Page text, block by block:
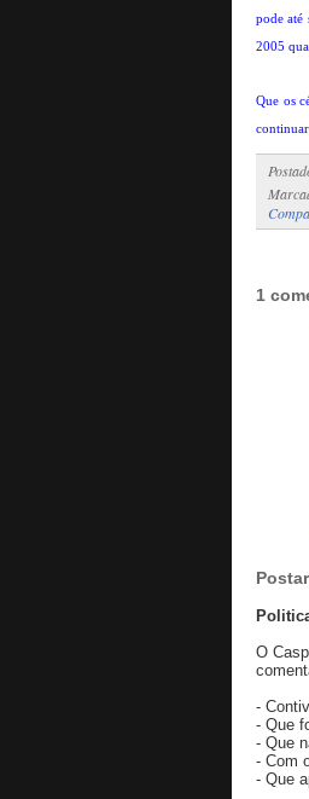
pode até
2005
Que os
1
O
-
- Que
- Que
- Com
- Que